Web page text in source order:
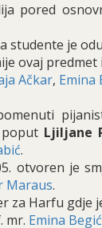
pored
studente je
ovaj
Ačkar, Emina
Ljiljane
.
otvoren je
Maraus.
za Harfu gdje
mr. Emina Begić